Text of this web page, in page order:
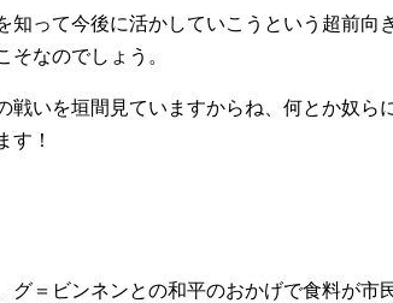
知って今後に活かしていこうという超前向
そなのでしょう。
戦いを垣間見ていますからね、何とか奴ら
す！
グ＝ビンネンとの和平のおかげで食料が市